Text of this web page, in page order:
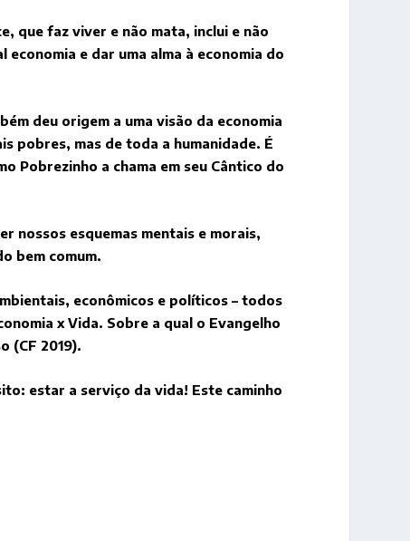
que faz viver e não mata, inclui e não
economia e dar uma alma à economia do
deu origem a uma visão da economia
pobres, mas de toda a humanidade. É
Pobrezinho a chama em seu Cântico do
nossos esquemas mentais e morais,
bem comum.
econômicos e políticos – todos
x Vida. Sobre a qual o Evangelho
(CF 2019).
estar a serviço da vida! Este caminho